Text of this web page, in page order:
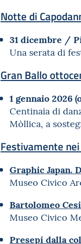
Notte di
31 dicembre /
Una serata di
Gran Ballo
1 gennaio 2026
Centinaia di
Mòllica, a
Festivamente
Graphic Japan.
Museo Civico
Bartolomeo
Museo Civico
Presepi dalla